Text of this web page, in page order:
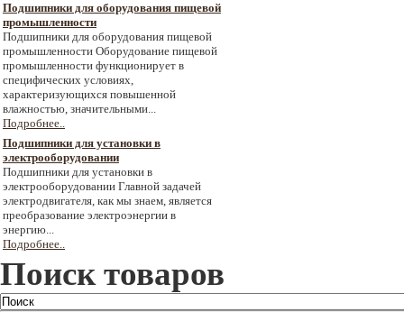
Подшипники для оборудования пищевой
промышленности
Подшипники для оборудования пищевой
промышленности Оборудование пищевой
промышленности функционирует в
специфических условиях,
характеризующихся повышенной
влажностью, значительными...
Подробнее..
Подшипники для установки в
электрооборудовании
Подшипники для установки в
электрооборудовании Главной задачей
электродвигателя, как мы знаем, является
преобразование электроэнергии в
энергию...
Подробнее..
Поиск товаров